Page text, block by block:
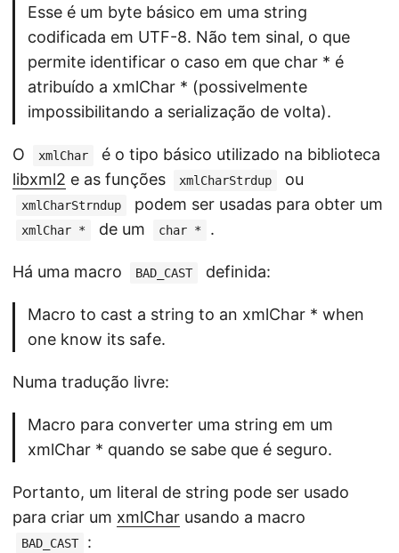
Esse é um byte básico em uma string
codificada em UTF-8. Não tem sinal, o que
permite identificar o caso em que char * é
atribuído a xmlChar * (possivelmente
impossibilitando a serialização de volta).
O xmlChar
é o tipo básico utilizado na biblioteca
libxml2 e as funções xmlCharStrdup ou
xmlCharStrndup podem ser usadas para obter um
xmlChar * de um char * .
Há uma macro BAD_CAST definida:
Macro to cast a string to an xmlChar * when
one know its safe.
Numa tradução livre:
Macro para converter uma string em um
xmlChar * quando se sabe que é seguro.
Portanto, um literal de string pode ser usado
para criar um xmlChar usando a macro
BAD_CAST :